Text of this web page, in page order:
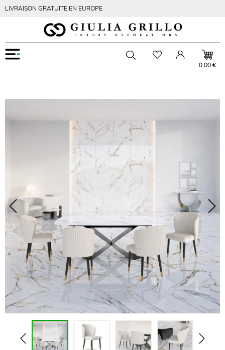
LIVRAISON GRATUITE EN EUROPE
Basculer la barre de
Liste de souhaits
Compte0,00 €
Menu
Zoom